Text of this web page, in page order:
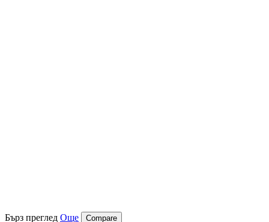
Бърз преглед Още Compare